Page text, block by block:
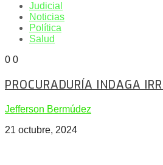
Judicial
Noticias
Política
Salud
0 0
PROCURADURÍA INDAGA
Jefferson Bermúdez
21 octubre, 2024